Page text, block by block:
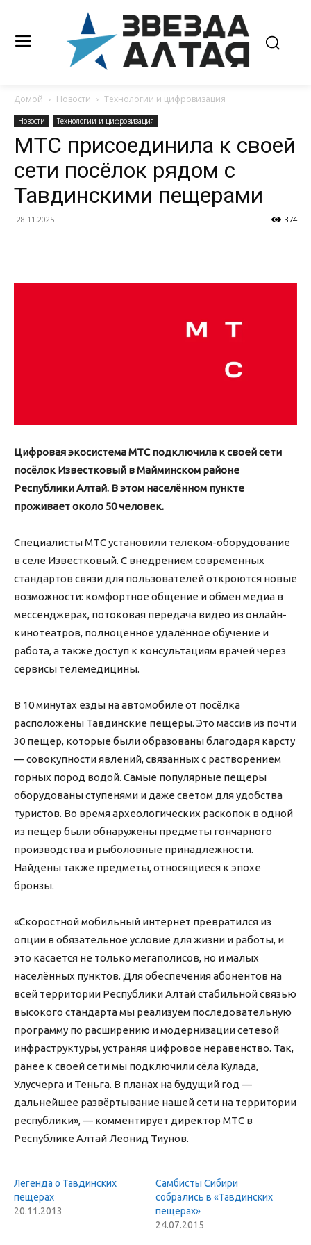
Домой Новости Технологии и цифровизация
Новости Технологии и цифровизация
МТС присоединила к своей
сети посёлок рядом с
Тавдинскими пещерами
28.11.2025 374
Цифровая экосистема МТС подключила к своей сети
посёлок Известковый в Майминском районе
Республики Алтай. В этом населённом пункте
проживает около 50 человек.
Специалисты МТС установили телеком-оборудование
в селе Известковый. С внедрением современных
стандартов связи для пользователей откроются новые
возможности: комфортное общение и обмен медиа в
мессенджерах, потоковая передача видео из онлайн-
кинотеатров, полноценное удалённое обучение и
работа, а также доступ к консультациям врачей через
сервисы телемедицины.
В 10 минутах езды на автомобиле от посёлка
расположены Тавдинские пещеры. Это массив из почти
30 пещер, которые были образованы благодаря карсту
— совокупности явлений, связанных с растворением
горных пород водой. Самые популярные пещеры
оборудованы ступенями и даже светом для удобства
туристов. Во время археологических раскопок в одной
из пещер были обнаружены предметы гончарного
производства и рыболовные принадлежности.
Найдены также предметы, относящиеся к эпохе
бронзы.
«Скоростной мобильный интернет превратился из
опции в обязательное условие для жизни и работы, и
это касается не только мегаполисов, но и малых
населённых пунктов. Для обеспечения абонентов на
всей территории Республики Алтай стабильной связью
высокого стандарта мы реализуем последовательную
программу по расширению и модернизации сетевой
инфраструктуры, устраняя цифровое неравенство. Так,
ранее к своей сети мы подключили сёла Кулада,
Улусчерга и Теньга. В планах на будущий год —
дальнейшее развёртывание нашей сети на территории
республики», — комментирует директор МТС в
Республике Алтай Леонид Тиунов.
Легенда о Тавдинских
пещерах
20.11.2013
Самбисты Сибири
собрались в «Тавдинских
пещерах»
24.07.2015